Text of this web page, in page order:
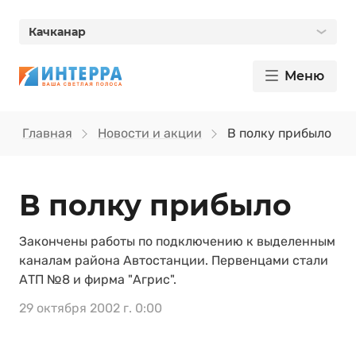
Качканар
Меню
Главная Новости и акции В полку прибыло
В полку прибыло
Закончены работы по подключению к выделенным
каналам района Автостанции. Первенцами стали
АТП №8 и фирма "Агрис".
29 октября 2002 г. 0:00